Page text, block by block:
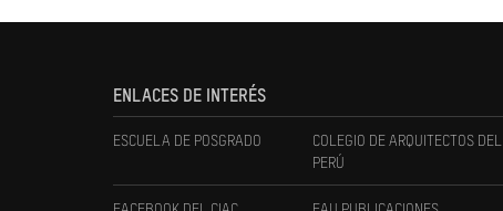
ENLACES DE INTERÉS
ESCUELA DE POSGRADO
COLEGIO DE ARQUITECTOS DEL
PERÚ